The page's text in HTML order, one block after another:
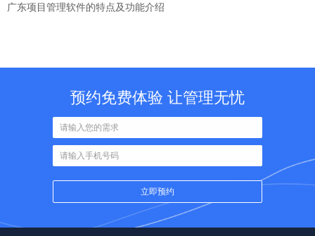
广东项目管理软件的特点及功能介绍
预约免费体验 让管理无忧